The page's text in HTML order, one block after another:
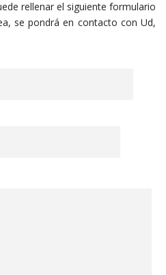
rellenar el siguiente formulario
se pondrá en contacto con Ud,